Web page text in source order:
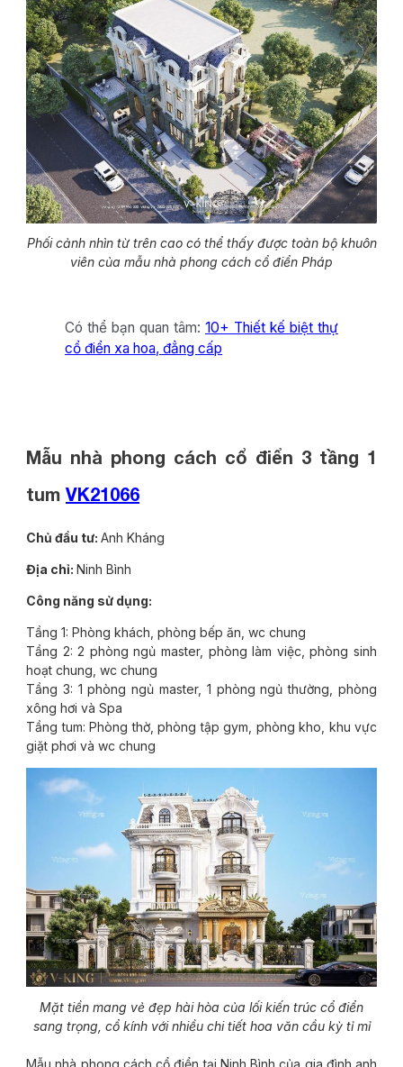
Phối cảnh nhìn từ trên cao có thể thấy được toàn bộ khuôn
viên của mẫu nhà phong cách cổ điển Pháp
Có thể bạn quan tâm: 10+ Thiết kế biệt thự
cổ điển xa hoa, đẳng cấp
Mẫu nhà phong cách cổ điển 3 tầng 1
tum VK21066
Chủ đầu tư: Anh Kháng
Địa chỉ: Ninh Bình
Công năng sử dụng:
Tầng 1: Phòng khách, phòng bếp ăn, wc chung
Tầng 2: 2 phòng ngủ master, phòng làm việc, phòng sinh
hoạt chung, wc chung
Tầng 3: 1 phòng ngủ master, 1 phòng ngủ thường, phòng
xông hơi và Spa
Tầng tum: Phòng thờ, phòng tập gym, phòng kho, khu vực
giặt phơi và wc chung
Mặt tiền mang vẻ đẹp hài hòa của lối kiến trúc cổ điển
sang trọng, cổ kính với nhiều chi tiết hoa văn cầu kỳ tỉ mỉ
Mẫu nhà phong cách cổ điển tại Ninh Bình của gia đình anh